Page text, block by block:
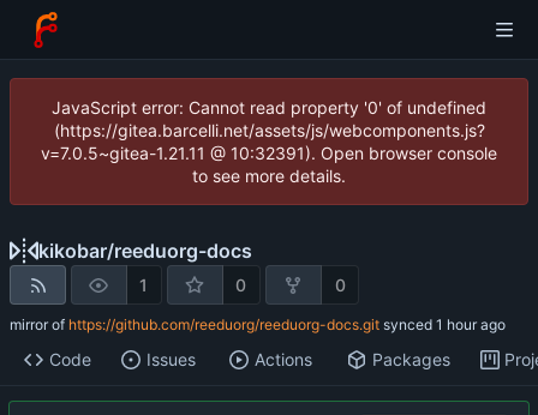
JavaScript error: Cannot read property '0' of undefined
(https://gitea.barcelli.net/assets/js/webcomponents.js?
v=7.0.5~gitea-1.21.11 @ 10:32391). Open browser console
to see more details.
kikobar/reeduorg-docs
1 0 0
mirror of https://github.com/reeduorg/reeduorg-docs.git synced
Code Issues Actions Packages